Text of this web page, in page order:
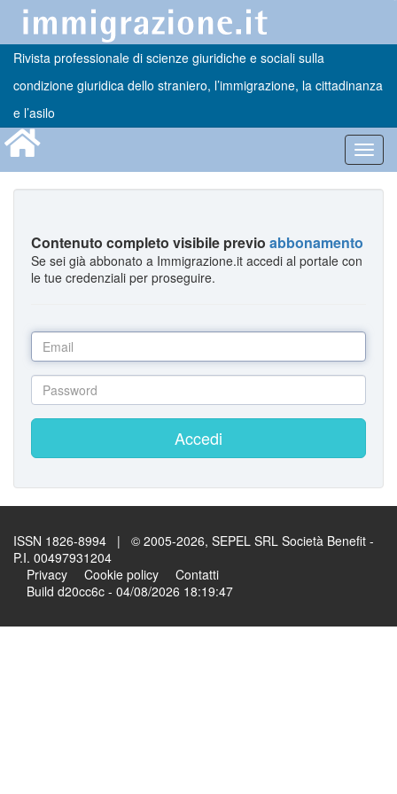
Rivista professionale di scienze giuridiche e sociali sulla
condizione giuridica dello straniero, l’immigrazione, la cittadinanza
e l’asilo
Contenuto completo visibile previo abbonamento
Se sei già abbonato a Immigrazione.it accedi al portale con
le tue credenziali per proseguire.
Accedi
ISSN 1826-8994 | © 2005-2026, SEPEL SRL Società Benefit -
P.I. 00497931204
Privacy
Cookie policy
Contatti
Build d20cc6c - 04/08/2026 18:19:47